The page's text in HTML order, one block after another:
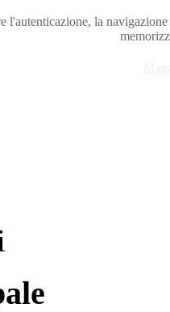
l'autenticazione, la